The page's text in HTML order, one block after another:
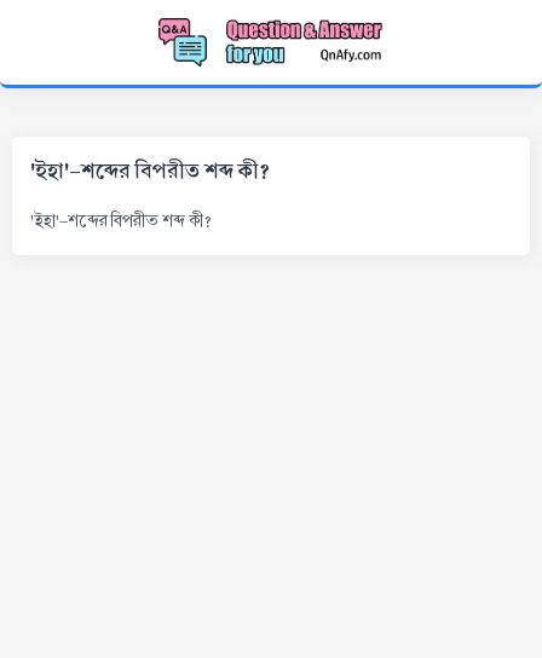
'ইহা'-শব্দের বিপরীত শব্দ কী?
'ইহা'-শব্দের বিপরীত শব্দ কী?